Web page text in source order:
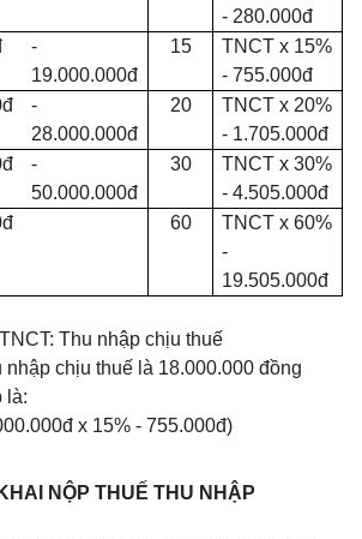
- 280.000đ
-
19.000.000đ
15
TNCT x 15%
- 755.000đ
-
28.000.000đ
20
TNCT x 20%
- 1.705.000đ
-
50.000.000đ
30
TNCT x 30%
- 4.505.000đ
60
TNCT x 60%
-
19.505.000đ
Thu nhập chịu thuế
nhập chịu thuế là 18.000.000 đồng
là:
x 15% - 755.000đ)
KHAI NỘP THUẾ THU NHẬP